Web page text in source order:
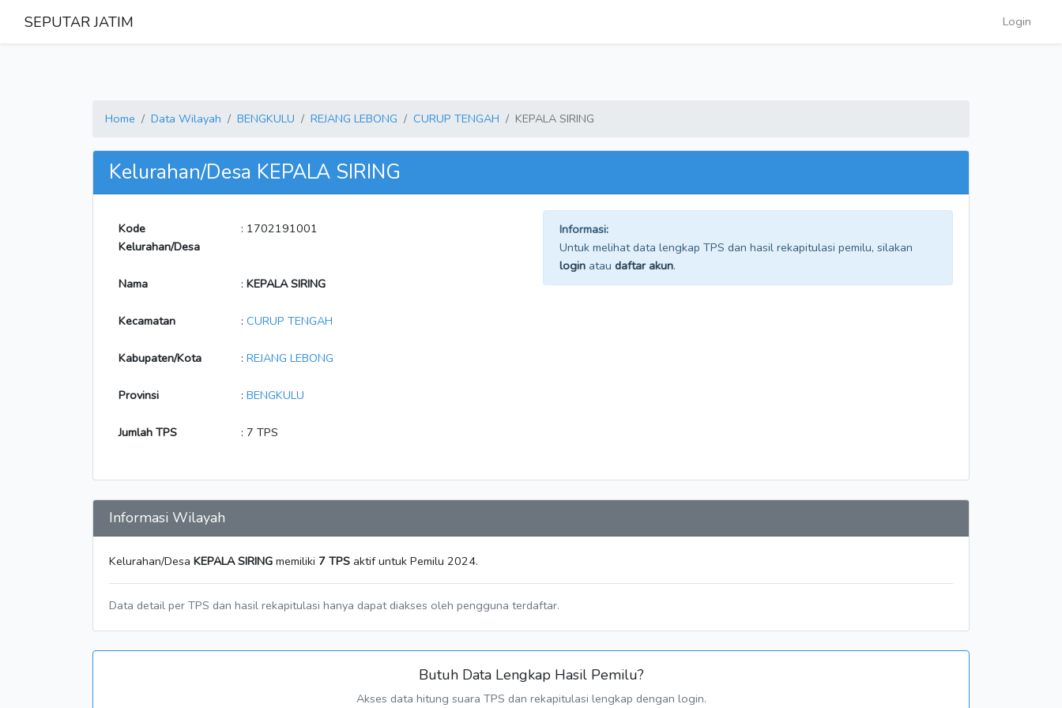
SEPUTAR JATIM Login
Home Data Wilayah BENGKULU REJANG LEBONG CURUP TENGAH KEPALA SIRING
Kelurahan/Desa KEPALA SIRING
Kode
Kelurahan/Desa
: 1702191001
Nama : KEPALA SIRING
Kecamatan : CURUP TENGAH
Kabupaten/Kota : REJANG LEBONG
Provinsi : BENGKULU
Jumlah TPS : 7 TPS
Informasi:
Untuk melihat data lengkap TPS dan hasil rekapitulasi pemilu, silakan
login atau daftar akun.
Informasi Wilayah
Kelurahan/Desa KEPALA SIRING memiliki 7 TPS aktif untuk Pemilu 2024.
Data detail per TPS dan hasil rekapitulasi hanya dapat diakses oleh pengguna terdaftar.
Butuh Data Lengkap Hasil Pemilu?
Akses data hitung suara TPS dan rekapitulasi lengkap dengan login.